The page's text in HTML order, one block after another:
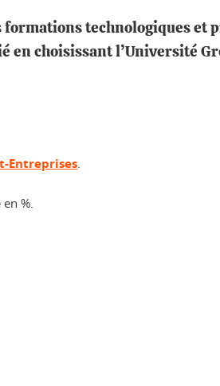
technologiques et
choisissant l’Université
Entreprises.
%.